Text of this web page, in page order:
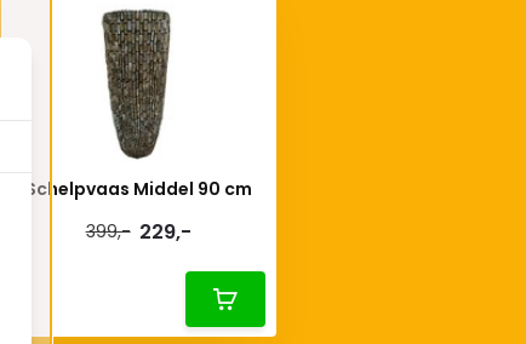
Schelpvaas Middel 90 cm
399,- 229,-